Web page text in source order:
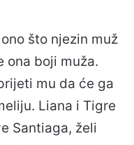
što njezin muž
ona boji muža.
mu da će ga
Liana i Tigre
Santiaga, želi